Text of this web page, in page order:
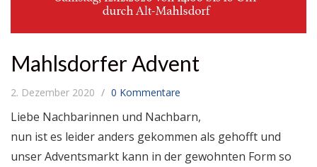
Mahlsdorfer Advent
2. Dezember 2020 0 Kommentare
Liebe Nachbarinnen und Nachbarn,
nun ist es leider anders gekommen als gehofft und
unser Adventsmarkt kann in der gewohnten Form so